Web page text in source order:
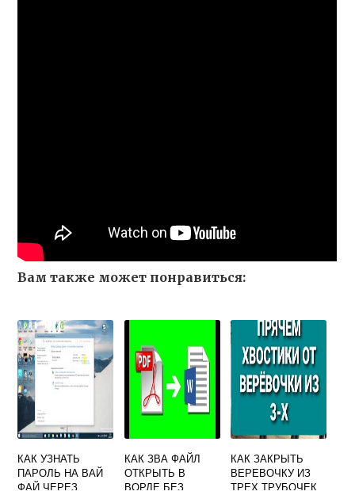
Вам также может понравиться:
КАК УЗНАТЬ
ПАРОЛЬ НА ВАЙ
ФАЙ ЧЕРЕЗ
КАК ЗВА ФАЙЛ
ОТКРЫТЬ В
ВОРДЕ БЕЗ
КАК ЗАКРЫТЬ
ВЕРЕВОЧКУ ИЗ
ТРЕХ ТРУБОЧЕК